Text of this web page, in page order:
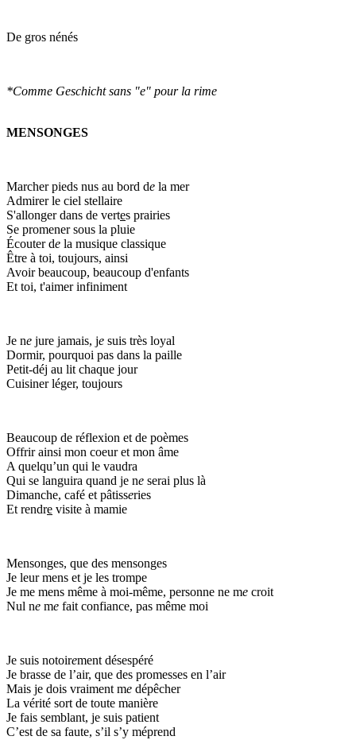
De gros nénés
*Comme Geschicht sans "e" pour la rime
MENSONGES
Marcher pieds nus au bord de la mer
Admirer le ciel stellaire
S'allonger dans de vertes prairies
Se promener sous la pluie
Écouter de la musique classique
Être à toi, toujours, ainsi
Avoir beaucoup, beaucoup d'enfants
Et toi, t'aimer infiniment
Je ne jure jamais, je suis très loyal
Dormir, pourquoi pas dans la paille
Petit-déj au lit chaque jour
Cuisiner léger, toujours
Beaucoup de réflexion et de poèmes
Offrir ainsi mon coeur et mon âme
A quelqu’un qui le vaudra
Qui se languira quand je ne serai plus là
Dimanche, café et pâtisseries
Et rendre visite à mamie
Mensonges, que des mensonges
Je leur mens et je les trompe
Je me mens même à moi-même, personne ne me croit
Nul ne me fait confiance, pas même moi
Je suis notoirement désespéré
Je brasse de l’air, que des promesses en l’air
Mais je dois vraiment me dépêcher
La vérité sort de toute manière
Je fais semblant, je suis patient
C’est de sa faute, s’il s’y méprend